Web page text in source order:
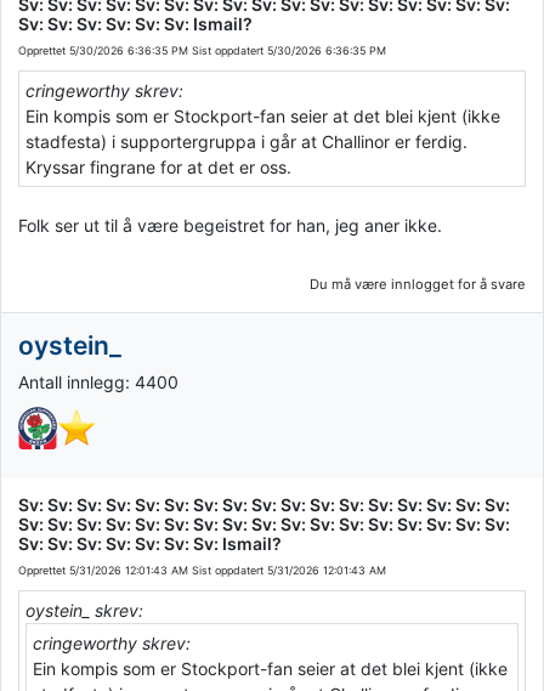
Sv: Sv: Sv: Sv: Sv: Sv: Ismail?
Opprettet 5/30/2026 6:36:35 PM Sist oppdatert 5/30/2026 6:36:35 PM
cringeworthy skrev:
Ein kompis som er Stockport-fan seier at det blei kjent (ikke
stadfesta) i supportergruppa i går at Challinor er ferdig.
Kryssar fingrane for at det er oss.
Folk ser ut til å være begeistret for han, jeg aner ikke.
Du må være innlogget for å svare
oystein_
Antall innlegg: 4400
Sv: Sv: Sv: Sv: Sv: Sv: Sv: Sv: Sv: Sv: Sv: Sv: Sv: Sv: Sv: Sv: Sv:
Sv: Sv: Sv: Sv: Sv: Sv: Sv: Sv: Sv: Sv: Sv: Sv: Sv: Sv: Sv: Sv: Sv:
Sv: Sv: Sv: Sv: Sv: Sv: Sv: Ismail?
Opprettet 5/31/2026 12:01:43 AM Sist oppdatert 5/31/2026 12:01:43 AM
oystein_ skrev:
cringeworthy skrev:
Ein kompis som er Stockport-fan seier at det blei kjent (ikke